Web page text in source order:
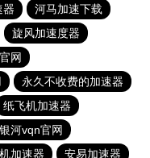
器
河马加速下载
旋风加速度器
网
永久不收费的加速器
纸飞机加速器
银河vqn官网
加速器 安易加速器